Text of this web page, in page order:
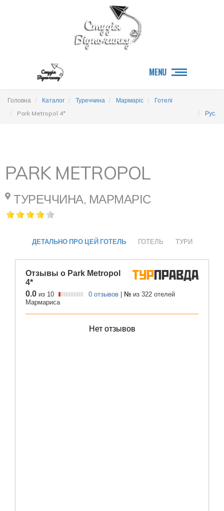
MENU
Головна Каталог Туреччина Мармаріс
Готелі
Park Metropol 4*
Рус.
PARK METROPOL
ТУРЕЧЧИНА, МАРМАРІС
ДЕТАЛЬНО ПРО ЦЕЙ ГОТЕЛЬ ГОТЕЛЬ ТУРИ